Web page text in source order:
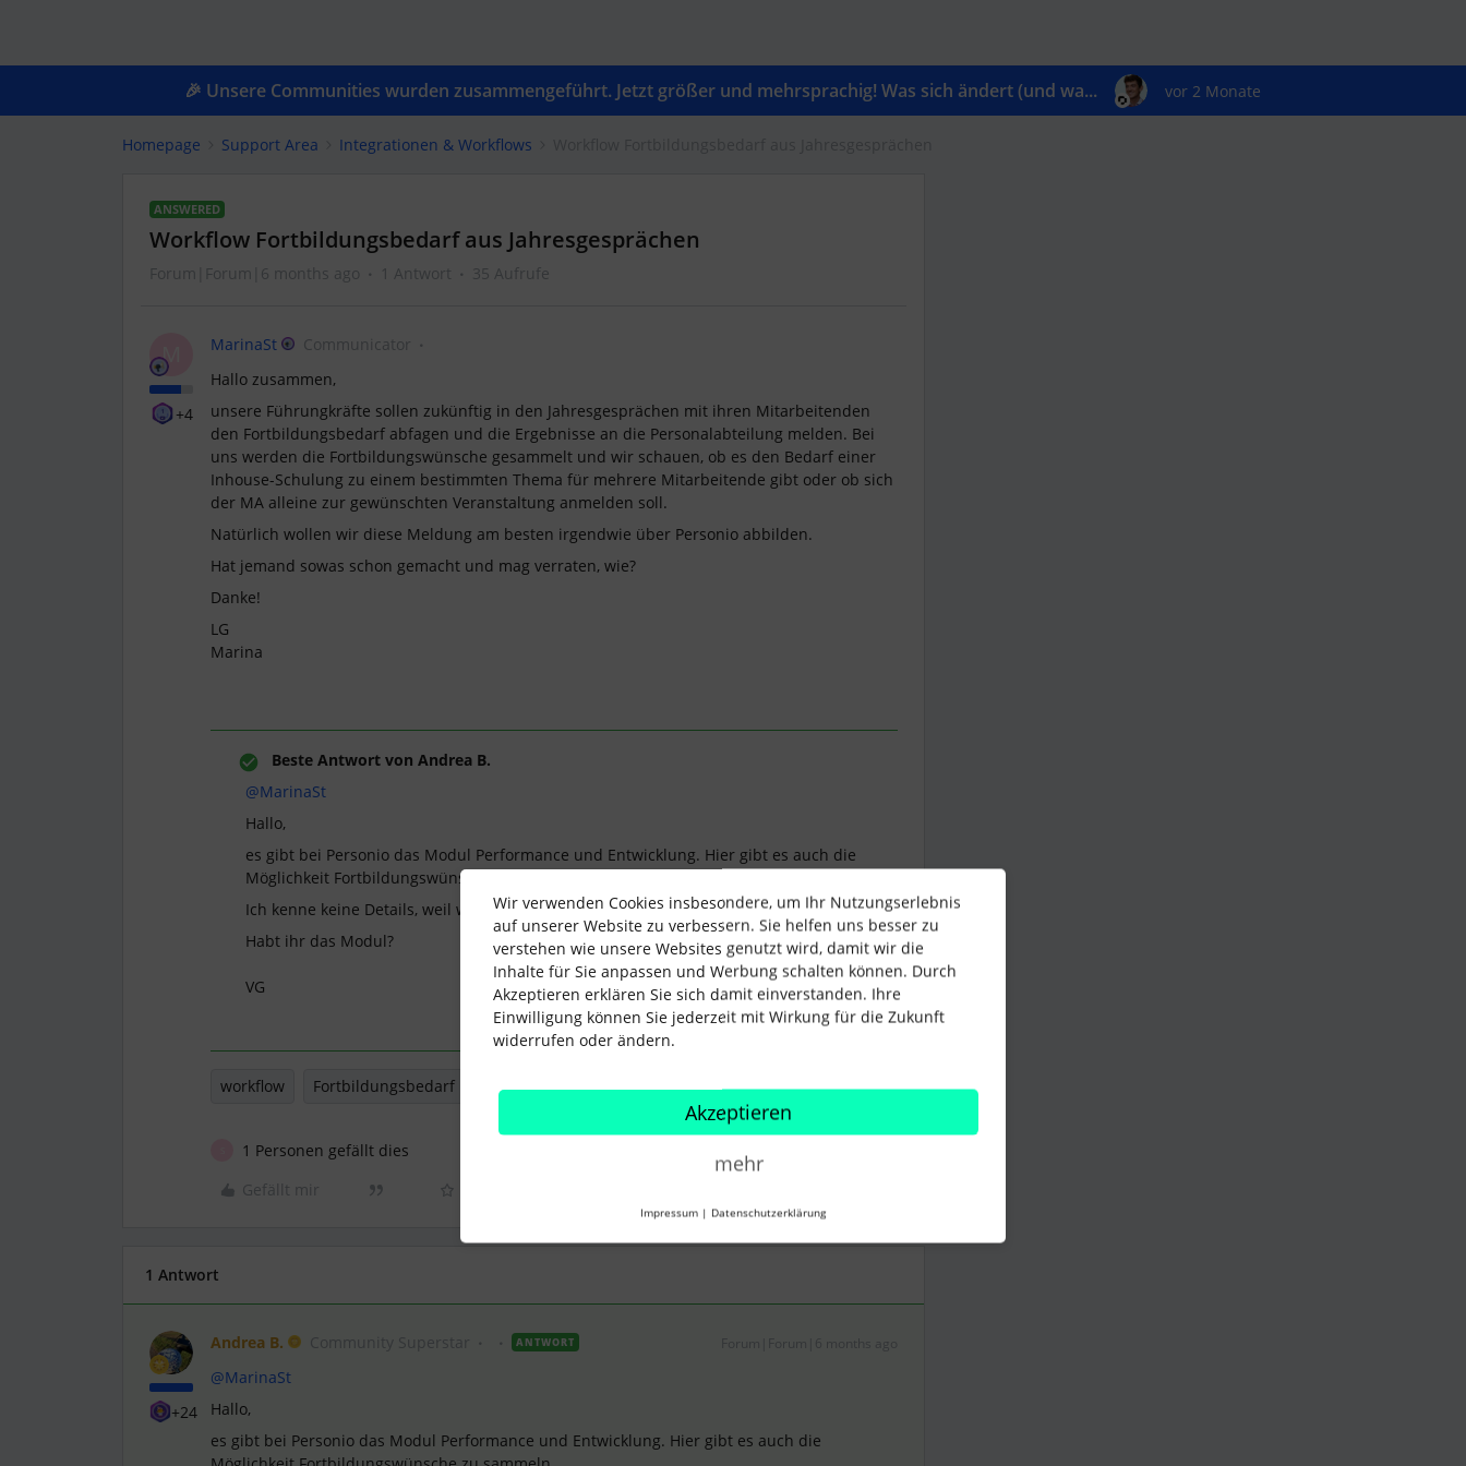
🎉 Unsere Communities wurden zusammengeführt. Jetzt größer und mehrsprachig! Was sich ändert (und wa... vor 2 Monate
Homepage Support Area Integrationen & Workflows
ANSWERED
Workflow Fortbildungsbedarf aus Jahresgesprächen
Forum|Forum|6 months ago 1 Antwort 35 Aufrufe
M
+4
MarinaSt
Communicator
Hallo zusammen,
unsere Führungkräfte sollen zukünftig in den Jahresgesprächen mit ihren Mitarbeitenden
den Fortbildungsbedarf abfagen und die Ergebnisse an die Personalabteilung melden. Bei
uns werden die Fortbildungswünsche gesammelt und wir schauen, ob es den Bedarf einer
Inhouse-Schulung zu einem bestimmten Thema für mehrere Mitarbeitende gibt oder ob sich
der MA alleine zur gewünschten Veranstaltung anmelden soll.
Natürlich wollen wir diese Meldung am besten irgendwie über Personio abbilden.
Hat jemand sowas schon gemacht und mag verraten, wie?
Danke!
LG
Marina
Beste Antwort von Andrea B.
@MarinaSt
Hallo,
es gibt bei Personio das Modul Performance und Entwicklung. Hier gibt es auch die
Möglichkeit Fortbildungswünsche zu sammeln.
Ich kenne keine Details, weil wir es selbst nicht nutzen.
Habt ihr das Modul?
VG
workflow Fortbildungsbedarf Jahresgespräche
1 Personen gefällt dies
Gefällt mir
1 Antwort
+24
Andrea B. ANTWORT
@MarinaSt
Hallo,
es gibt bei Personio das Modul Performance und Entwicklung. Hier gibt es auch die
Wir verwenden Cookies insbesondere, um Ihr Nutzungserlebnis
auf unserer Website zu verbessern. Sie helfen uns besser zu
verstehen wie unsere Websites genutzt wird, damit wir die
Inhalte für Sie anpassen und Werbung schalten können. Durch
Akzeptieren erklären Sie sich damit einverstanden. Ihre
Einwilligung können Sie jederzeit mit Wirkung für die Zukunft
widerrufen oder ändern.
Akzeptieren
mehr
Impressum | Datenschutzerklärung